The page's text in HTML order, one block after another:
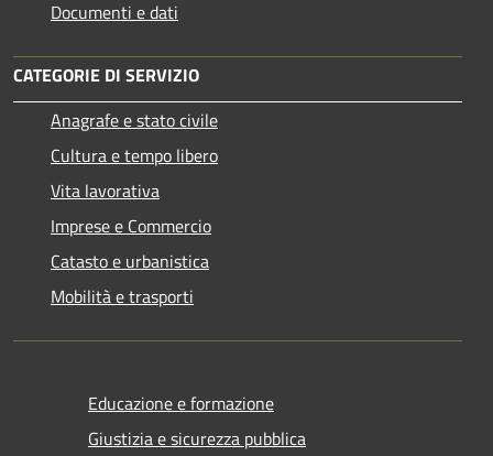
Documenti e dati
CATEGORIE DI SERVIZIO
Anagrafe e stato civile
Cultura e tempo libero
Vita lavorativa
Imprese e Commercio
Catasto e urbanistica
Mobilità e trasporti
Educazione e formazione
Giustizia e sicurezza pubblica